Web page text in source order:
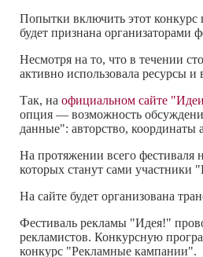
Попытки включить этот конкурс
будет признана организаторами
Несмотря на то, что в течении
активно использовала ресурсы и
Так, на официальном сайте
опция — возможность
данные": авторство, координаты
На протяжении всего фестиваля
которых станут сами участники
На сайте будет организована
Фестиваль рекламы "Идея!"
рекламистов. Конкурсную
конкурс "Рекламные кампании".